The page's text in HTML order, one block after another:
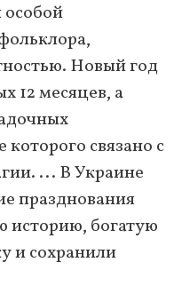
особой
Новый год
12 месяцев, а
связано с
... В Украине
празднования
историю, богатую
и сохранили